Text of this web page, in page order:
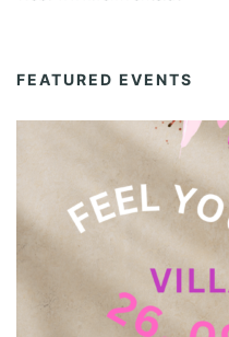
FEATURED EVENTS